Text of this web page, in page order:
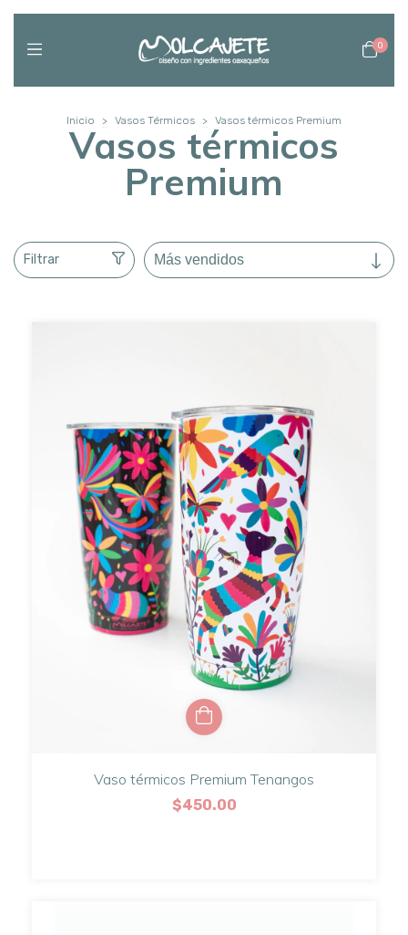
0
Inicio > Vasos Térmicos > Vasos térmicos Premium
Vasos térmicos
Premium
Filtrar
Vaso térmicos Premium Tenangos
$450.00